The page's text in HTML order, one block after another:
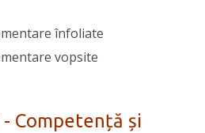
înfoliate
vopsite
- Competență și